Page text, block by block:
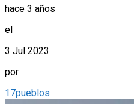
hace 3 años
el
3 Jul 2023
por
17pueblos